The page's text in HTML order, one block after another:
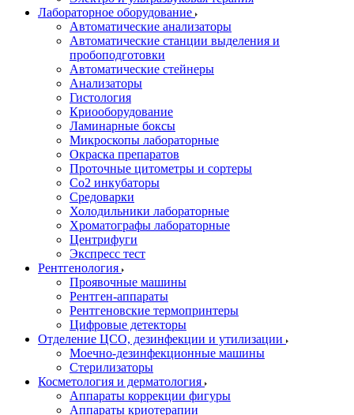
Лабораторное оборудование
Автоматические анализаторы
Автоматические станции выделения и
пробоподготовки
Автоматические стейнеры
Анализаторы
Гистология
Криооборудование
Ламинарные боксы
Микроскопы лабораторные
Окраска препаратов
Проточные цитометры и сортеры
Со2 инкубаторы
Средоварки
Холодильники лабораторные
Хроматографы лабораторные
Центрифуги
Экспресс тест
Рентгенология
Проявочные машины
Рентген-аппараты
Рентгеновские термопринтеры
Цифровые детекторы
Отделение ЦСО, дезинфекции и утилизации
Моечно-дезинфекционные машины
Стерилизаторы
Косметология и дерматология
Аппараты коррекции фигуры
Аппараты криотерапии